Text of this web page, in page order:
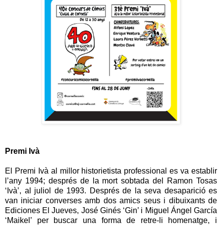
Premi Ivà
El Premi Ivà al millor historietista professional es va establir
l’any 1994; després de la mort sobtada del Ramon Tosas
‘Ivà’, al juliol de 1993. Després de la seva desaparició es
van iniciar converses amb dos amics seus i dibuixants de
Ediciones El Jueves, José Ginés ‘Gin’ i Miguel Ángel García
‘Maikel’ per buscar una forma de retre-li homenatge, i